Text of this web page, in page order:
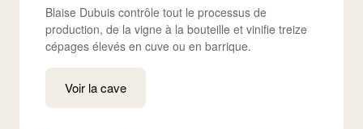
Blaise Dubuis contrôle tout le processus de
production, de la vigne à la bouteille et vinifie treize
cépages élevés en cuve ou en barrique.
Voir la cave